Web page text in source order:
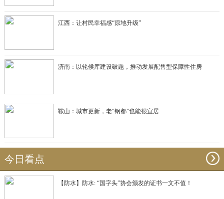
江西：让村民幸福感“原地升级”
济南：以轮候库建设破题，推动发展配售型保障性住房
鞍山：城市更新，老“钢都”也能很宜居
今日看点
【防水】防水: “国字头”协会颁发的证书一文不值！